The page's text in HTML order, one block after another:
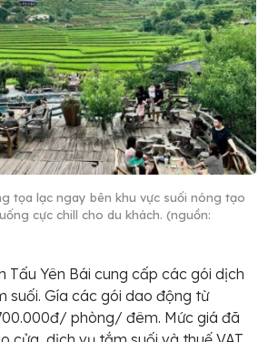
tọa lạc ngay bên khu vực suối nóng tạo
cực chill cho du khách. (nguồn:
Tấu Yên Bái cung cấp các gói dịch
suối. Gía các gói dao động từ
phòng/ đêm. Mức giá đã